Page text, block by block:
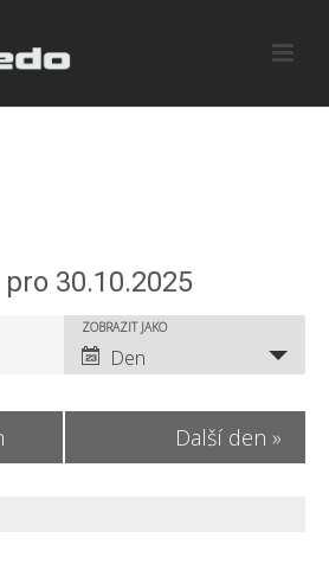
30.10.2025
A
k
e
ZOBRAZIT JAKO
Den
Další den »